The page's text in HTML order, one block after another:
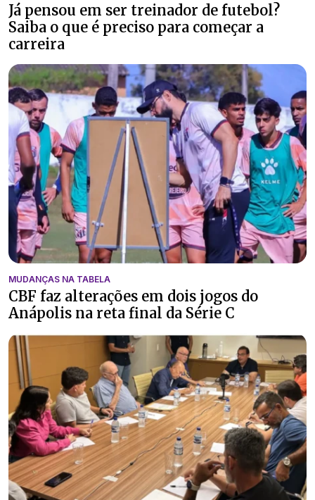
Já pensou em ser treinador de futebol?
Saiba o que é preciso para começar a
carreira
MUDANÇAS NA TABELA
CBF faz alterações em dois jogos do
Anápolis na reta final da Série C